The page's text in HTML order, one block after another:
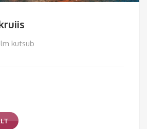
kutsub